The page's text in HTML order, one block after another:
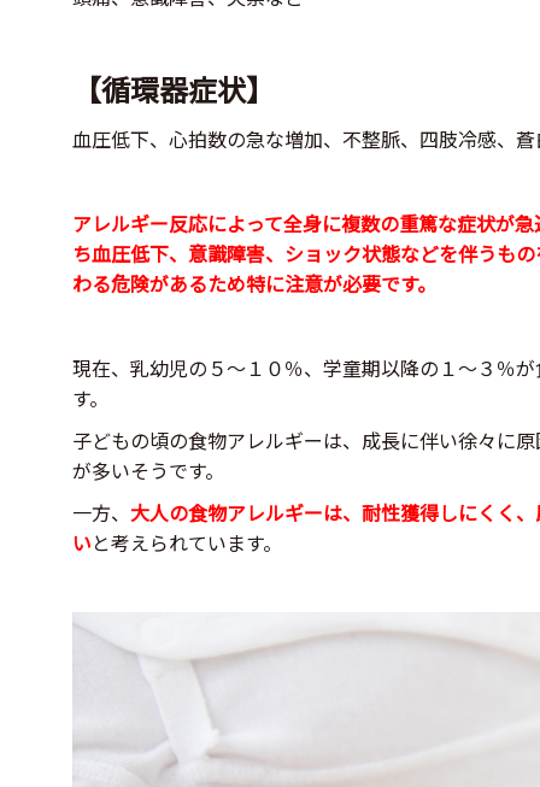
【循環器症状】
血圧低下、心拍数の急な増加、不整脈、四肢冷感、
アレルギー反応によって全身に複数の重篤な症状が
ち血圧低下、意識障害、ショック状態などを伴うも
わる危険があるため特に注意が必要です。
現在、乳幼児の５～１０％、学童期以降の１～３％
す。
子どもの頃の食物アレルギーは、成長に伴い徐々に
が多いそうです。
一方、 大人の食物アレルギーは、耐性獲得しにくく
いと考えられています。